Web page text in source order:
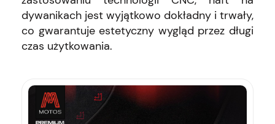
dywanikach jest wyjątkowo dokładny i trwały,
co gwarantuje estetyczny wygląd przez długi
czas użytkowania.